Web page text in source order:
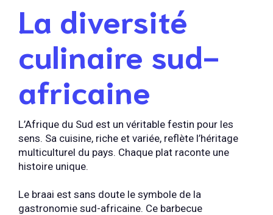
La diversité
culinaire sud-
africaine
L’Afrique du Sud est un véritable festin pour les
sens. Sa cuisine, riche et variée, reflète l’héritage
multiculturel du pays. Chaque plat raconte une
histoire unique.
Le braai est sans doute le symbole de la
gastronomie sud-africaine. Ce barbecue